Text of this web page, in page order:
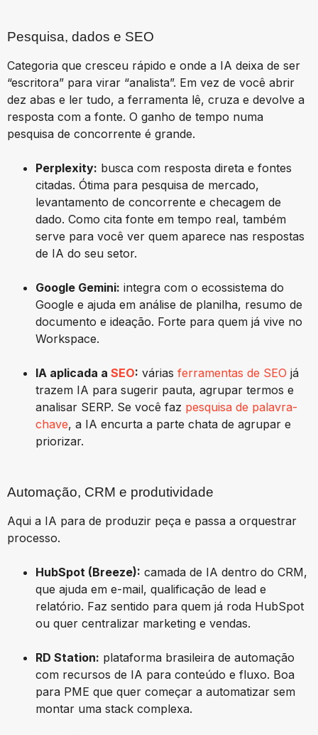
Pesquisa, dados e SEO
Categoria que cresceu rápido e onde a IA deixa de ser
“escritora” para virar “analista”. Em vez de você abrir
dez abas e ler tudo, a ferramenta lê, cruza e devolve a
resposta com a fonte. O ganho de tempo numa
pesquisa de concorrente é grande.
Perplexity: busca com resposta direta e fontes
citadas. Ótima para pesquisa de mercado,
levantamento de concorrente e checagem de
dado. Como cita fonte em tempo real, também
serve para você ver quem aparece nas respostas
de IA do seu setor.
Google Gemini: integra com o ecossistema do
Google e ajuda em análise de planilha, resumo de
documento e ideação. Forte para quem já vive no
Workspace.
IA aplicada a SEO: várias ferramentas de SEO já
trazem IA para sugerir pauta, agrupar termos e
analisar SERP. Se você faz pesquisa de palavra-
chave, a IA encurta a parte chata de agrupar e
priorizar.
Automação, CRM e produtividade
Aqui a IA para de produzir peça e passa a orquestrar
processo.
HubSpot (Breeze): camada de IA dentro do CRM,
que ajuda em e-mail, qualificação de lead e
relatório. Faz sentido para quem já roda HubSpot
ou quer centralizar marketing e vendas.
RD Station: plataforma brasileira de automação
com recursos de IA para conteúdo e fluxo. Boa
para PME que quer começar a automatizar sem
montar uma stack complexa.